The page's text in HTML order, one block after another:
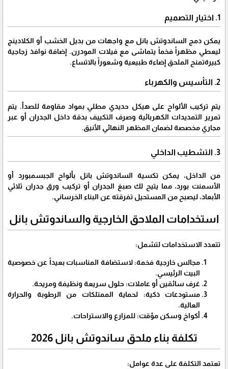
​1. اختيار التصميم
​يمكن دمج الساندوتش بانل مع واجهات من بديل الخشب أو الكلادينج
ليعطي مظهراً فخماً يتماشى مع فيلات المودرن. إضافة نوافذ زجاجية
كبيرةتمنح الملحق إضاءة طبيعية وشعوراً بالاتساع.
​2. التأسيس والكهرباء
​يتم تركيب الألواح على هيكل حديدي مطلي بمواد مقاومة للصدأ. يتم
تمرير التمديدات الكهربائية وصرف التكييف بدقة داخل الجدران أو عبر
مجاري مخصصة لضمان المظهر النهائي الأنيق.
​3. التشطيب الداخلي
​من الداخل، يمكن تكسية الساندوتش بانل بألواح الجبسمبورد أو
الأسمنت بورد، مما يتيح لك صبغ الجدران أو تركيب ورق جدران ثلاثي
الأبعاد، ليصبح من المستحيل تفرقته عن البناء الخرساني.
​استخدامات الملاحق الخارجية والساندوتش بانل
​تتعدد الاستخدامات لتشمل:
​مجالس خارجية فخمة: لاستضافة المناسبات بعيداً عن خصوصية
البيت الرئيسي.
​غرف سائقين أو عاملات: حلول سريعة ونظيفة ومريحة.
​مستودعات ذكية: لحماية الممتلكات من الرطوبة والحرارة
العالية.
​أكواخ وسكن مؤقت: للمزارع والاستراحات.
​تكلفة بناء ملحق ساندوتش بانل 2026
​تعتمد التكلفة على عدة عوامل: